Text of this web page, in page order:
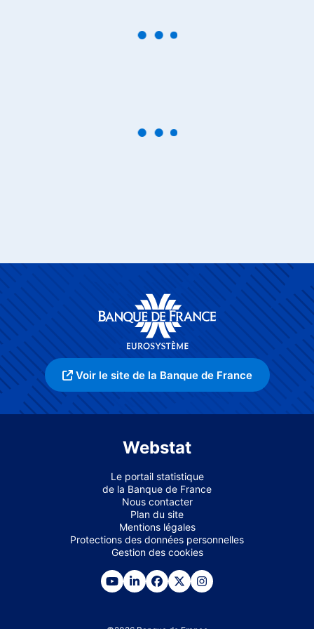
Voir le site de la Banque de France
Webstat
Le portail statistique
de la Banque de France
Nous contacter
Plan du site
Mentions légales
Protections des données personnelles
Gestion des cookies